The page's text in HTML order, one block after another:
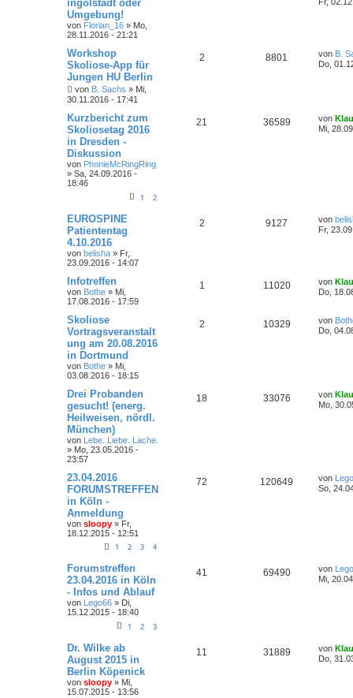
ingolstadt oder
Umgebung!
von Florian_16 » Mo,
28.11.2016 - 21:21
Workshop
Skoliose-App für
Jungen HU Berlin
von B. Sachs » Mi,
30.11.2016 - 17:41
2 8801 von B.
Do,
Kurzbericht zum
Skoliosetag 2016
in Dresden -
Diskussion
von PhonieMcRingRing
» Sa, 24.09.2016 -
18:46
1 2
21 36589 von
Mi,
EUROSPINE
Patiententag
4.10.2016
von belisha » Fr,
23.09.2016 - 14:07
2 9127 von
Fr,
Infotreffen
von Bothe » Mi,
17.08.2016 - 17:59
1 11020 von
Do,
Skoliose
Vortragsveranstalt
ung am 20.08.2016
in Dortmund
von Bothe » Mi,
03.08.2016 - 18:15
2 10329 von
Do,
Drei Probanden
gesucht! (energ.
Heilweisen, nördl.
München)
von Lebe. Liebe. Lache.
» Mo, 23.05.2016 -
23:57
18 33076 von
Mo,
23.04.2016
FORUMSTREFFEN
in Köln -
Anmeldung
von sloopy » Fr,
18.12.2015 - 12:51
1 2 3 4
72 120649 von
So,
Forumstreffen
23.04.2016 in Köln
- Infos und Ablauf
von Lego66 » Di,
15.12.2015 - 18:40
1 2 3
41 69490 von
Mi,
Dr. Wilke ab
August 2015 in
Berlin Köpenick
von sloopy » Mi,
15.07.2015 - 13:56
11 31889 von
Do,